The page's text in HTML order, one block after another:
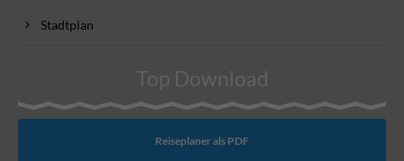
Stadtplan
Top Download
Reiseplaner als PDF